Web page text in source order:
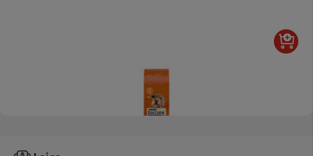
Ração Para Cão Dog Chow Mature Sénior Frango 14kg